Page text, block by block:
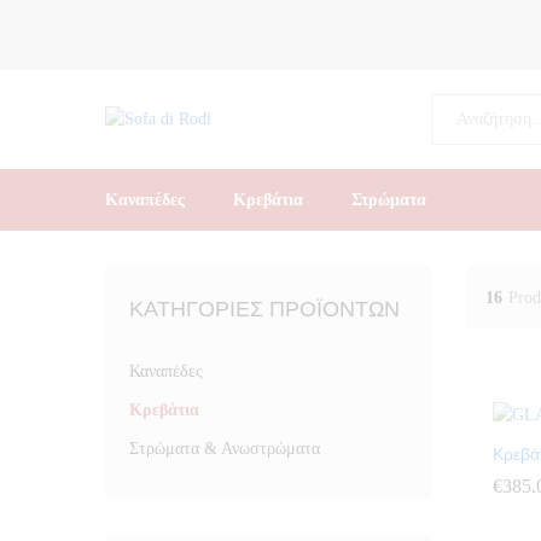
Καναπέδες Κρεβάτια Στρώματα
16
€
€
ΚΑΤΗΓΟΡΊΕΣ ΠΡΟΪΌΝΤΩΝ
Καναπέδες
Κρεβάτια
Στρώματα & Ανωστρώματα